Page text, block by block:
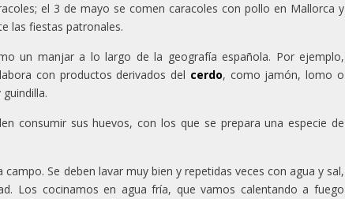
el 3 de mayo se comen caracoles con pollo en Mallorca y
las fiestas patronales.
un manjar a lo largo de la geografía española. Por ejemplo,
con productos derivados del cerdo, como jamón, lomo o
guindilla.
consumir sus huevos, con los que se prepara una especie de
Se deben lavar muy bien y repetidas veces con agua y sal,
Los cocinamos en agua fría, que vamos calentando a fuego